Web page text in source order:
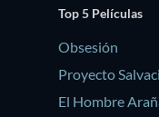
Top 5 Películas
Obsesión
Proyecto
El Hombre